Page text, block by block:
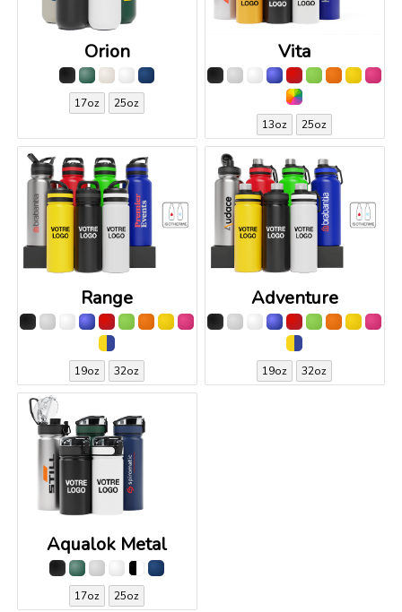
Orion
17oz 25oz
Vita
13oz 25oz
Range
19oz 32oz
Adventure
19oz 32oz
Aqualok Metal
17oz 25oz